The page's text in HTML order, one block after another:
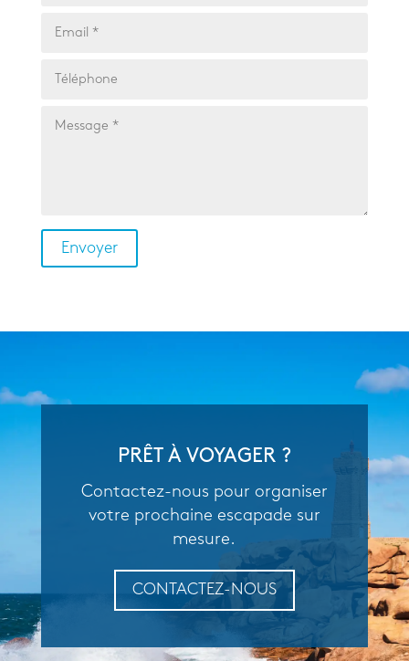
PRÊT À VOYAGER ?
Contactez-nous pour organiser
votre prochaine escapade sur
mesure.
CONTACTEZ-NOUS